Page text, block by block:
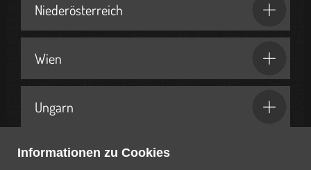
Informationen zu Cookies
Niederösterreich
Wien
Ungarn
Geschenkideen & Partner